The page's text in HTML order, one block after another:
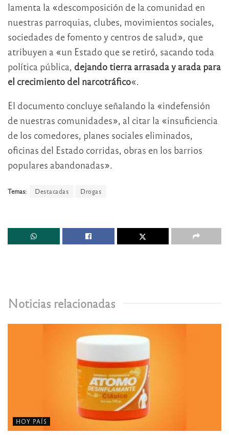
lamenta la «descomposición de la comunidad en
nuestras parroquias, clubes, movimientos sociales,
sociedades de fomento y centros de salud», que
atribuyen a «un Estado que se retiró, sacando toda
política pública, dejando tierra arrasada y arada para
el crecimiento del narcotráfico«.
El documento concluye señalando la «indefensión
de nuestras comunidades», al citar la «insuficiencia
de los comedores, planes sociales eliminados,
oficinas del Estado corridas, obras en los barrios
populares abandonadas».
Temas: Destacadas Drogas
Noticias relacionadas
HOY PAÍS